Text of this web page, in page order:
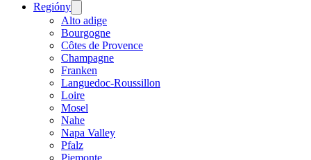
Regióny
menu
Alto adige
Bourgogne
Côtes de Provence
Champagne
Franken
Languedoc-Roussillon
Loire
Mosel
Nahe
Napa Valley
Pfalz
Piemonte